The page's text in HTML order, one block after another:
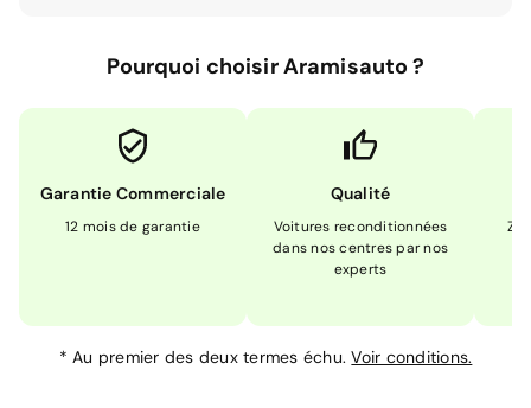
Pourquoi choisir Aramisauto ?
Garantie Commerciale
12 mois de garantie
Qualité
Voitures reconditionnées
dans nos centres par nos
experts
*Au premier des deux termes échu.Voir conditions.